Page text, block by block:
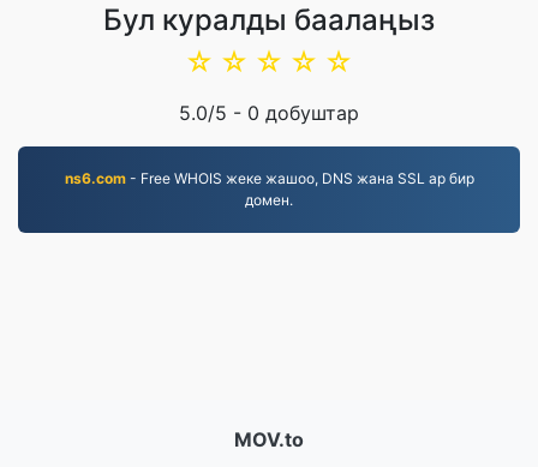
Бул куралды баалаңыз
☆
☆
☆
☆
☆
5.0/5 - 0 добуштар
ns6.com- Free WHOIS жеке жашоо, DNS жана SSL ар бир
домен.
MOV.to